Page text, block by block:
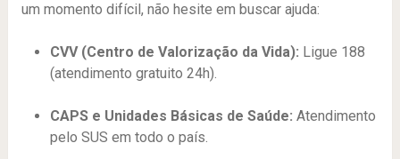
um momento difícil, não hesite em buscar ajuda:
CVV (Centro de Valorização da Vida): Ligue 188
(atendimento gratuito 24h).
CAPS e Unidades Básicas de Saúde: Atendimento
pelo SUS em todo o país.